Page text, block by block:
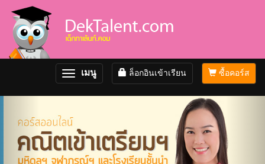
ซื้อคอร์ส
ล็อกอินเข้าเรียน
Toggle
navigation
เมนู